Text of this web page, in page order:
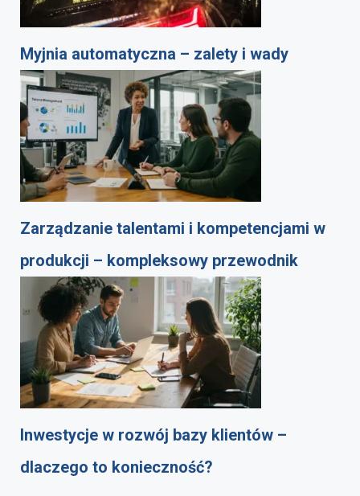
Myjnia automatyczna – zalety i wady
Zarządzanie talentami i kompetencjami w
produkcji – kompleksowy przewodnik
Inwestycje w rozwój bazy klientów –
dlaczego to konieczność?